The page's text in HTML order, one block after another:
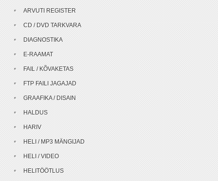
ARVUTI REGISTER
CD / DVD TARKVARA
DIAGNOSTIKA
E-RAAMAT
FAIL / KÕVAKETAS
FTP FAILI JAGAJAD
GRAAFIKA / DISAIN
HALDUS
HARIV
HELI / MP3 MÄNGIJAD
HELI / VIDEO
HELITÖÖTLUS